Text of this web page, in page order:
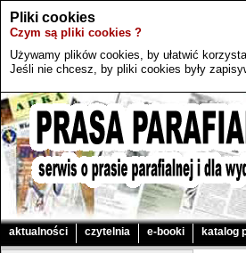
Pliki cookies
Czym są pliki cookies ?
Używamy plików cookies, by ułatwić
Jeśli nie chcesz, by pliki cookies były
aktualności czytelnia e-booki katalog